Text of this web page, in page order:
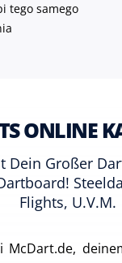
tego samego
ONLINE
Dein Großer
Flights, U.v.m.
McDart.de,